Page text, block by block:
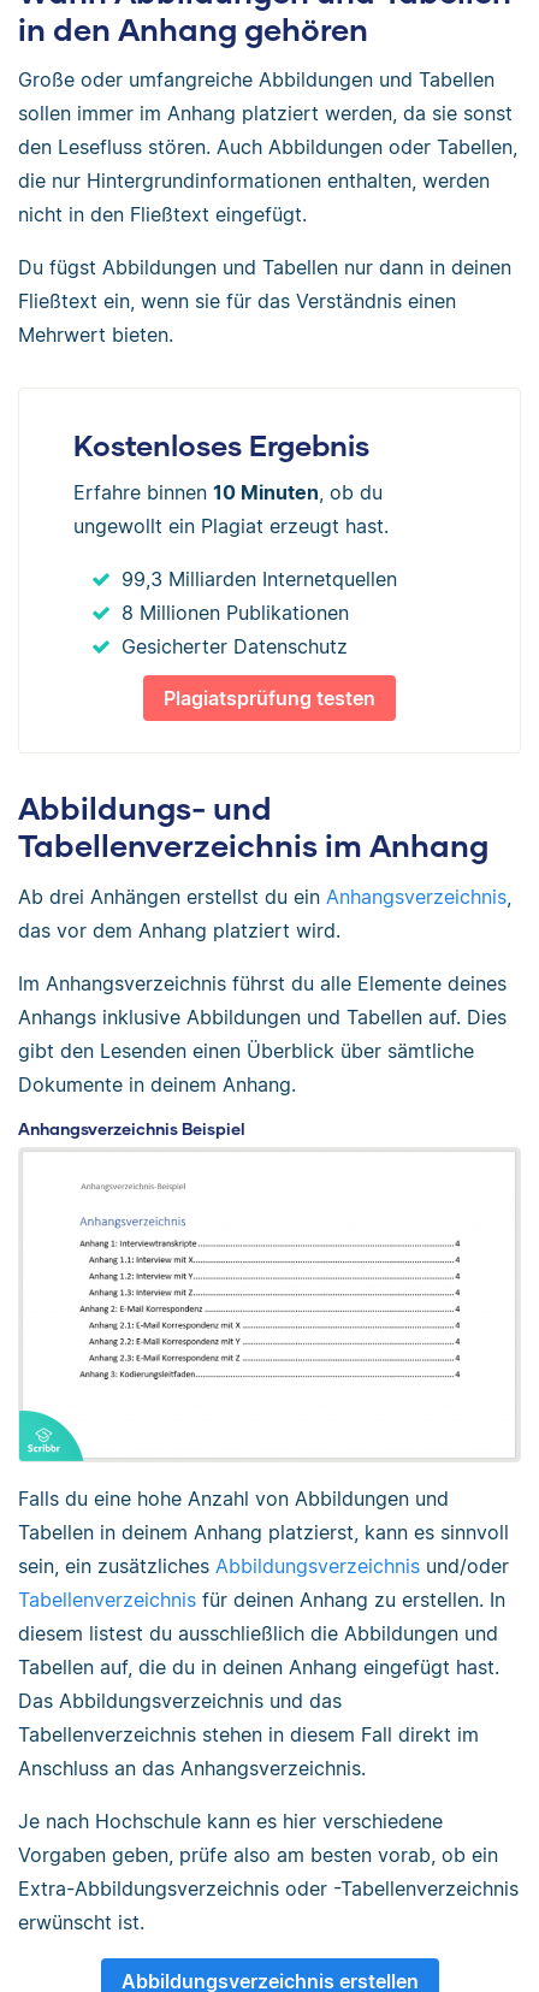
in den Anhang gehören
Große oder umfangreiche Abbildungen und Tabellen
sollen immer im Anhang platziert werden, da sie sonst
den Lesefluss stören. Auch Abbildungen oder Tabellen,
die nur Hintergrundinformationen enthalten, werden
nicht in den Fließtext eingefügt.
Du fügst Abbildungen und Tabellen nur dann in deinen
Fließtext ein, wenn sie für das Verständnis einen
Mehrwert bieten.
Kostenloses Ergebnis
Erfahre binnen 10 Minuten, ob du
ungewollt ein Plagiat erzeugt hast.
99,3 Milliarden Internetquellen
8 Millionen Publikationen
Gesicherter Datenschutz
Plagiatsprüfung testen
Abbildungs- und
Tabellenverzeichnis im Anhang
Ab drei Anhängen erstellst du ein Anhangsverzeichnis,
das vor dem Anhang platziert wird.
Im Anhangsverzeichnis führst du alle Elemente deines
Anhangs inklusive Abbildungen und Tabellen auf. Dies
gibt den Lesenden einen Überblick über sämtliche
Dokumente in deinem Anhang.
Anhangsverzeichnis Beispiel
Falls du eine hohe Anzahl von Abbildungen und
Tabellen in deinem Anhang platzierst, kann es sinnvoll
sein, ein zusätzliches Abbildungsverzeichnis und/oder
Tabellenverzeichnis für deinen Anhang zu erstellen. In
diesem listest du ausschließlich die Abbildungen und
Tabellen auf, die du in deinen Anhang eingefügt hast.
Das Abbildungsverzeichnis und das
Tabellenverzeichnis stehen in diesem Fall direkt im
Anschluss an das Anhangsverzeichnis.
Je nach Hochschule kann es hier verschiedene
Vorgaben geben, prüfe also am besten vorab, ob ein
Extra-Abbildungsverzeichnis oder -Tabellenverzeichnis
erwünscht ist.
Abbildungsverzeichnis erstellen